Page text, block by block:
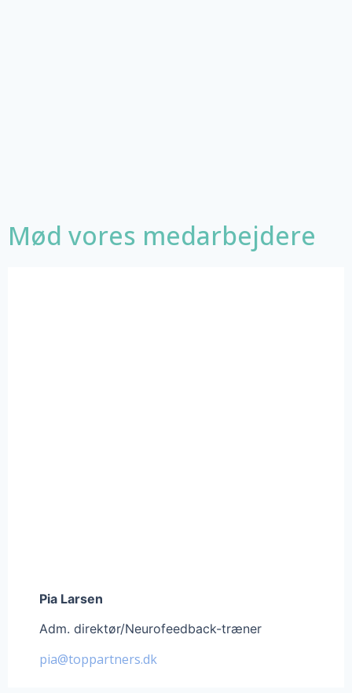
Mød vores medarbejdere
Pia Larsen
Adm. direktør/Neurofeedback-træner
pia@toppartners.dk